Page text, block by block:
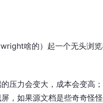
啥的）起一个无头浏
压力会变大，成本会变高
，如果源文档是些奇奇怪